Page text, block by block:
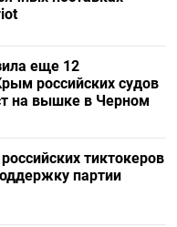
еще 12
российских судов
на вышке в Черном
тиктокеров
партии